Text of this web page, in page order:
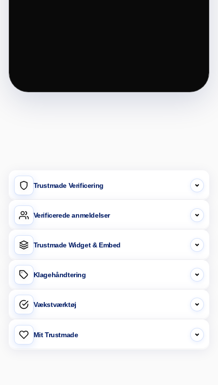
Trustmade Verificering
Verificerede anmeldelser
Trustmade Widget & Embed
Klagehåndtering
Vækstværktøj
Mit Trustmade